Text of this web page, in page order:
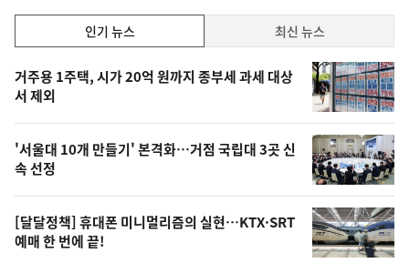
기,
최
신,
오
늘
의
영
상
인기 뉴스 최신 뉴스
기
뉴
스
거주용 1주택, 시가 20억 원까지 종부세 과세 대상
서 제외
'서울대 10개 만들기' 본격화…거점 국립대 3곳 신
속 선정
[달달정책] 휴대폰 미니멀리즘의 실현…KTX·SRT
예매 한 번에 끝!